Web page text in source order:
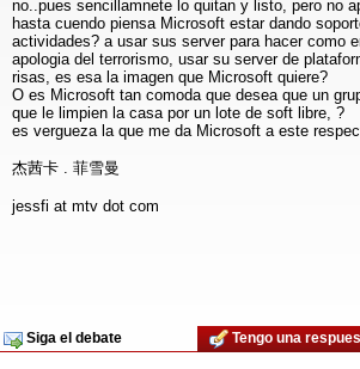
no..pues sencillamnete lo quitan y listo, pero no
hasta cuendo piensa Microsoft estar dando
actividades? a usar sus server para hacer como
apologia del terrorismo, usar su server de
risas, es esa la imagen que Microsoft quiere?
O es Microsoft tan comoda que desea que un
que le limpien la casa por un lote de soft libre, ?
es vergueza la que me da Microsoft a este
杰茜卡 . 菲雪曼
jessfi at mtv dot com
Siga el debate Tengo una